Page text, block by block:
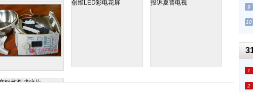
创维LED彩电花屏 投诉夏普电视
锅炸裂成碎片
9
10
1
2